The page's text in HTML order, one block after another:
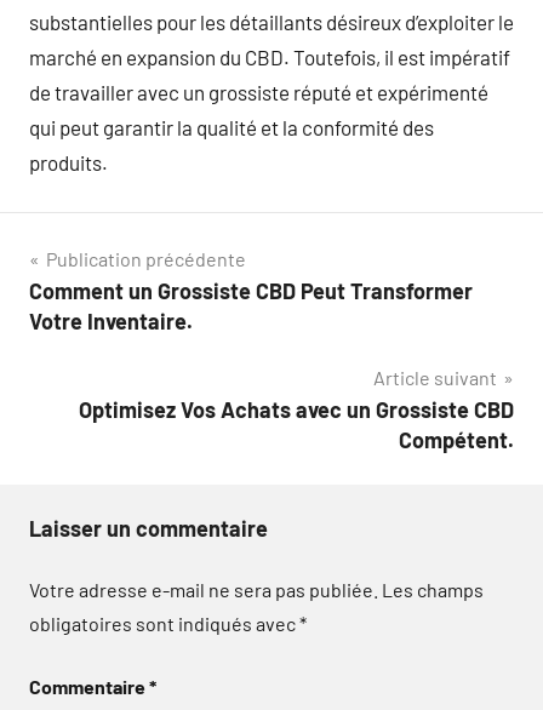
substantielles pour les détaillants désireux d’exploiter le
marché en expansion du CBD. Toutefois, il est impératif
de travailler avec un grossiste réputé et expérimenté
qui peut garantir la qualité et la conformité des
produits.
Navigation
de
Publication précédente
Comment un Grossiste CBD Peut Transformer
Votre Inventaire.
Article suivant
Optimisez Vos Achats avec un Grossiste CBD
Compétent.
Laisser un commentaire
Votre adresse e-mail ne sera pas publiée. Les champs
obligatoires sont indiqués avec*
Commentaire*